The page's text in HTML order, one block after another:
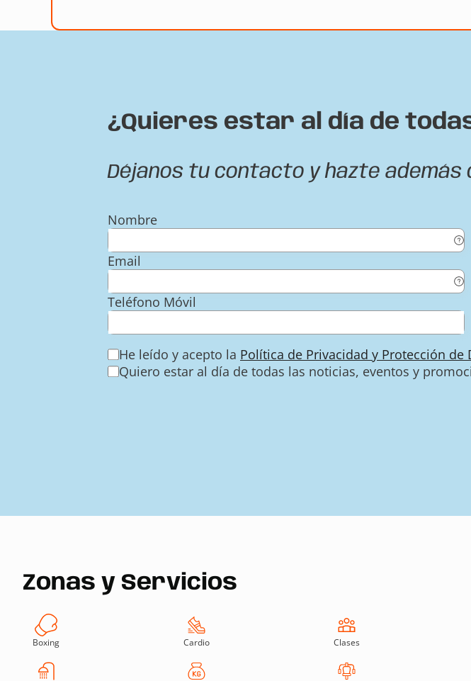
¿Quieres estar al día de
Déjanos tu contacto y hazte
Nombre
Email
Teléfono Móvil
He leído y acepto la Política de Privacidad y Protección de
Quiero estar al día de todas las noticias, eventos y
Zonas y Servicios
Boxing Cardio Clases